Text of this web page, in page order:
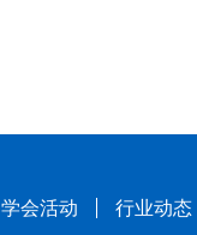
学会活动 行业动态